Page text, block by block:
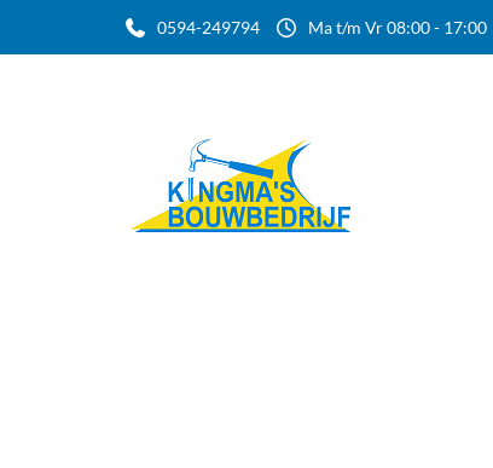
0594-249794 Ma t/m Vr 08:00 - 17:00